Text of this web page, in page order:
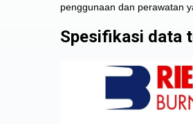
penggunaan dan perawatan
Spesifikasi data